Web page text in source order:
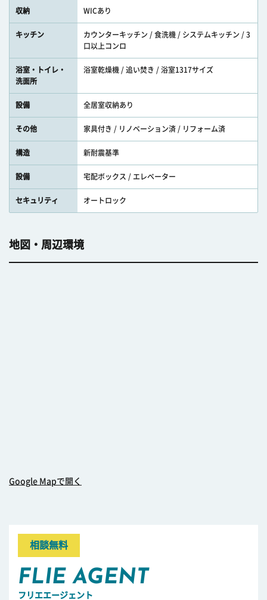
収納 WICあり
キッチン
カウンターキッチン / 食洗機 / システムキッチン / 3
口以上コンロ
浴室・トイレ・
洗面所
浴室乾燥機 / 追い焚き / 浴室1317サイズ
設備 全居室収納あり
その他 家具付き / リノベーション済 / リフォーム済
構造 新耐震基準
設備 宅配ボックス / エレベーター
セキュリティ オートロック
地図・周辺環境
Google Mapで開く
相談無料
FLIE AGENT
フリエエージェント